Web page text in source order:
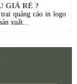
GIÁ RẺ ?
quảng cáo in logo
xuất...